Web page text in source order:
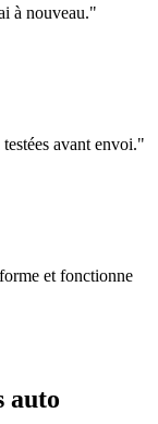
à nouveau."
avant envoi."
et fonctionne
auto